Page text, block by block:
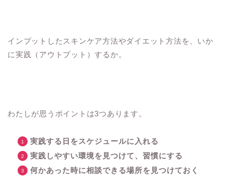
インプットしたスキンケア方法やダイエット方法を、いか
に実践（アウトプット）するか。
わたしが思うポイントは3つあります。
実践する日をスケジュールに入れる
実践しやすい環境を見つけて、習慣にする
何かあった時に相談できる場所を見つけておく